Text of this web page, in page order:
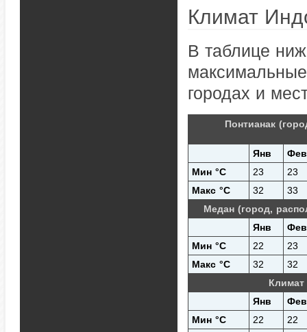
Климат
В таблице
городах и
Понтианак
Янв
Фев
Мин °C
23
23
Макс °C
32
33
Медан (город,
Янв
Фев
Мин °C
22
23
Макс °C
32
32
Янв
Фев
Мин °C
22
22